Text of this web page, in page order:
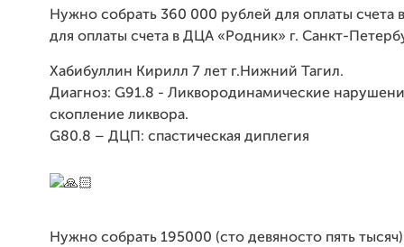
Нужно собрать 360 000 рублей для оплаты
для оплаты счета в ДЦА «Родник» г. Санкт-
Хабибуллин Кирилл 7 лет г.Нижний Тагил.
Диагноз: G91.8 - Ликвородинамические
скопление ликвора.
G80.8 – ДЦП: спастическая диплегия
Нужно собрать 195000 (сто девяносто пять